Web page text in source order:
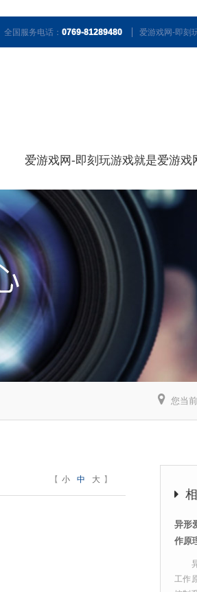
全国服务电话： 0769-81289480 爱游戏网-即刻
爱游戏网-即刻玩游戏就是爱游戏
您当
【 小 中 大 】
异形
作原
异
工作